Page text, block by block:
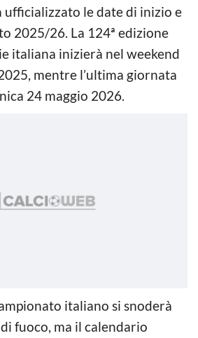
ufficializzato le date di inizio e
2025/26. La 124ª edizione
italiana inizierà nel weekend
mentre l’ultima giornata
24 maggio 2026.
italiano si snoderà
fuoco, ma il calendario